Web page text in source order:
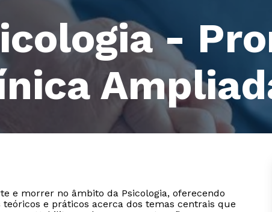
-
e morrer no âmbito da Psicologia, oferecendo
e práticos acerca dos temas centrais que